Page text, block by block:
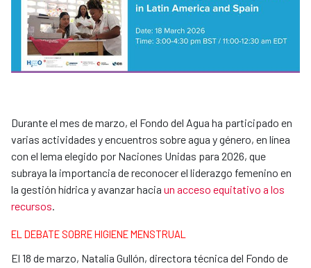
Durante el mes de marzo, el Fondo del Agua ha participado en
varias actividades y encuentros sobre agua y género, en línea
con el lema elegido por Naciones Unidas para 2026, que
subraya la importancia de reconocer el liderazgo femenino en
la gestión hídrica y avanzar hacia un acceso equitativo a los
recursos.
EL DEBATE SOBRE HIGIENE MENSTRUAL
El 18 de marzo, Natalia Gullón, directora técnica del Fondo de